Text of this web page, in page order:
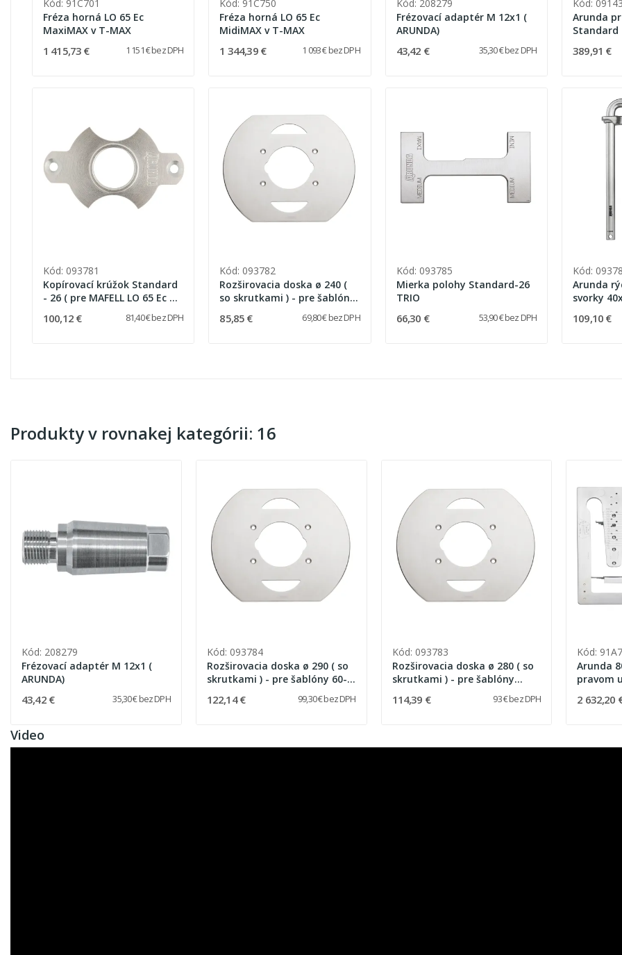
Kód: 91C701
Fréza horná LO 65 Ec
MaxiMAX v T-MAX
1 415,73 € 1 151 € bez DPH
Kód: 91C750
Fréza horná LO 65 Ec
MidiMAX v T-MAX
1 344,39 € 1 093 € bez DPH
Kód: 208279
Frézovací adaptér M 12x1 (
ARUNDA)
43,42 € 35,30 € bez DPH
Kód:
Arunda profilová fréza -
Standard
389,91 €
Kód: 093781
Kopírovací krúžok Standard
- 26 ( pre MAFELL LO 65 Ec +
100,12 € 81,40 € bez DPH
Kód: 093782
Rozširovacia doska ø 240 (
so skrutkami ) - pre šablóny
50B, 50N, 80B, 80N, GTD
85,85 € 69,80 € bez DPH
Kód: 093785
Mierka polohy Standard-26
TRIO
66,30 € 53,90 € bez DPH
Kód:
Arunda
svorky
109,10 €
Produkty v rovnakej kategórii: 16
Kód: 208279
Frézovací adaptér M 12x1 (
ARUNDA)
43,42 € 35,30 € bez DPH
Kód: 093784
Rozširovacia doska ø 290 ( so
skrutkami ) - pre šablóny 60-
122,14 € 99,30 € bez DPH
Kód: 093783
Rozširovacia doska ø 280 ( so
skrutkami ) - pre šablóny
114,39 € 93 € bez DPH
Kód:
Arunda
pravom
2 632,20
Video